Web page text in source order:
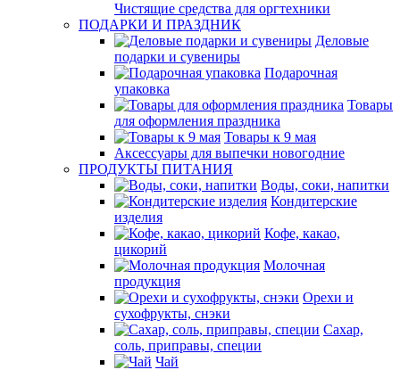
Чистящие средства для оргтехники
ПОДАРКИ И ПРАЗДНИК
Деловые
подарки и сувениры
Подарочная
упаковка
Товары
для оформления праздника
Товары к 9 мая
Аксессуары для выпечки новогодние
ПРОДУКТЫ ПИТАНИЯ
Воды, соки, напитки
Кондитерские
изделия
Кофе, какао,
цикорий
Молочная
продукция
Орехи и
сухофрукты, снэки
Сахар,
соль, приправы, специи
Чай